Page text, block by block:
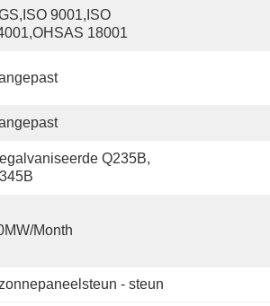
9001,ISO
18001
Q235B,
month
- steun